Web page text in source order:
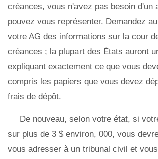
créances, vous n'avez pas besoin d'un
pouvez vous représenter. Demandez
votre AG des informations sur la cour
créances ; la plupart des États auront
expliquant exactement ce que vous
compris les papiers que vous devez
frais de dépôt.
De nouveau, selon votre état, si
sur plus de 3 $ environ, 000, vous
vous adresser à un tribunal civil et